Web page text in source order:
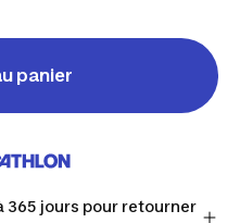
panier
365 jours pour retourner